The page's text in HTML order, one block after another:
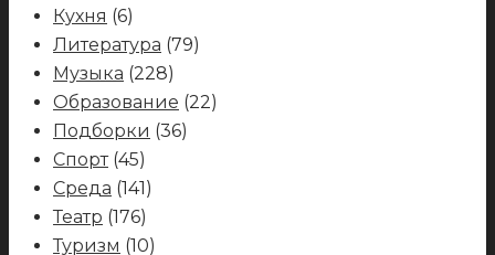
Кухня (6)
Литература (79)
Музыка (228)
Образование (22)
Подборки (36)
Спорт(45)
Среда (141)
Театр (176)
Туризм (10)